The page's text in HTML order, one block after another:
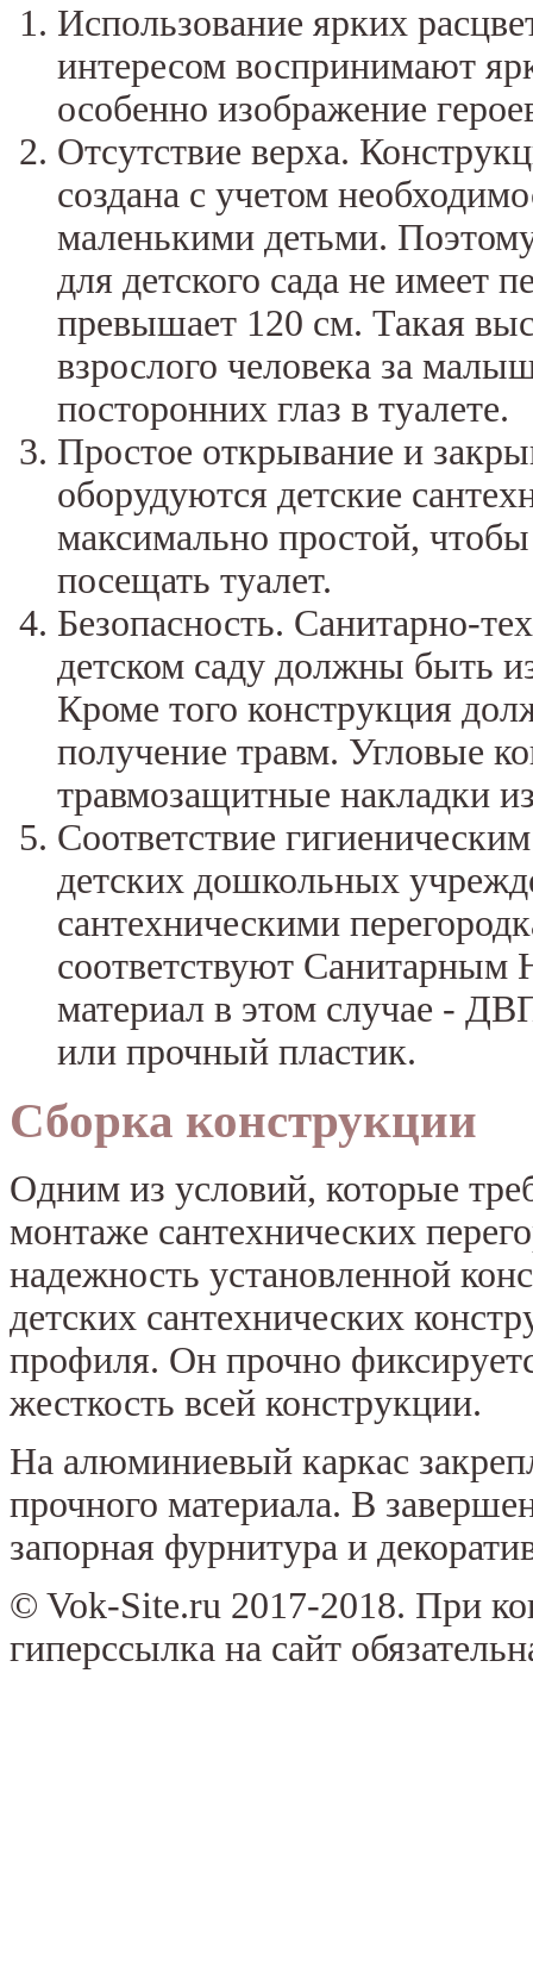
Использование ярких
интересом воспринимают
особенно изображение
Отсутствие верха.
создана с учетом
маленькими детьми.
для детского сада не имеет
превышает 120 см. Такая
взрослого человека за
посторонних глаз в туалете.
Простое открывание и
оборудуются детские
максимально простой,
посещать туалет.
Безопасность. Санитарно-
детском саду должны быть
Кроме того конструкция
получение травм. Угловые
травмозащитные накладки
Соответствие
детских дошкольных
сантехническими
соответствуют
материал в этом случае -
или прочный пластик.
Сборка конструкции
Одним из условий, которые
монтаже сантехнических
надежность установленной
детских сантехнических
профиля. Он прочно
жесткость всей конструкции.
На алюминиевый каркас
прочного материала. В
запорная фурнитура и
© Vok-Site.ru 2017-2018. При
гиперссылка на сайт